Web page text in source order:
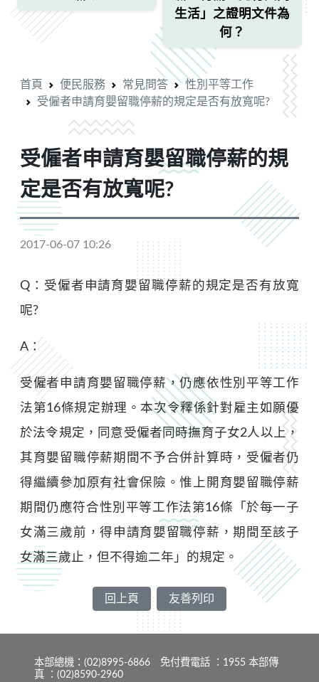
生活」之證明文件為
何？
首頁 便民服務 常見問答
性別平等工作
受僱者申請育嬰留職停薪的規定是否有放寬呢?
受僱者申請育嬰留職停薪的規
定是否有放寬呢?
2017-06-07 10:26
Q：受僱者申請育嬰留職停薪的規定是否有放寬
呢?
A：
受僱者申請育嬰留職停薪，仍應依性別平等工作
法第16條規定辦理。本次令釋係針對雇主如願優
於法令規定，同意受僱者同時撫育子女2人以上，
其育嬰留職停薪期間不予合併計算時，受僱者仍
得繼續參加原有社會保險。惟上開育嬰留職停薪
期間仍應符合性別平等工作法第16條「於每一子
女滿三歲前，得申請育嬰留職停薪，期間至該子
女滿三歲止，但不得逾二年」的規定。
回上頁 友善列印
本部總機：(02)8995-6866 免付費電話 ：1955 本部傳
真 ：(02)8590-2960